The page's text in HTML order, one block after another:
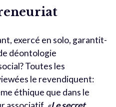
exercé en solo, garantit-
déontologie
Toutes les
le revendiquent:
éthique que dans le